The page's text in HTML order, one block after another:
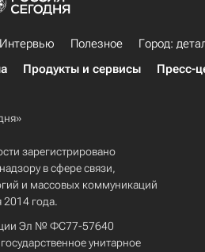
Интервью Полезное
Город:
Продукты и сервисы Пресс-
зарегистрировано
в сфере связи,
и массовых коммуникаций
года.
Эл № ФС77-57640
унитарное